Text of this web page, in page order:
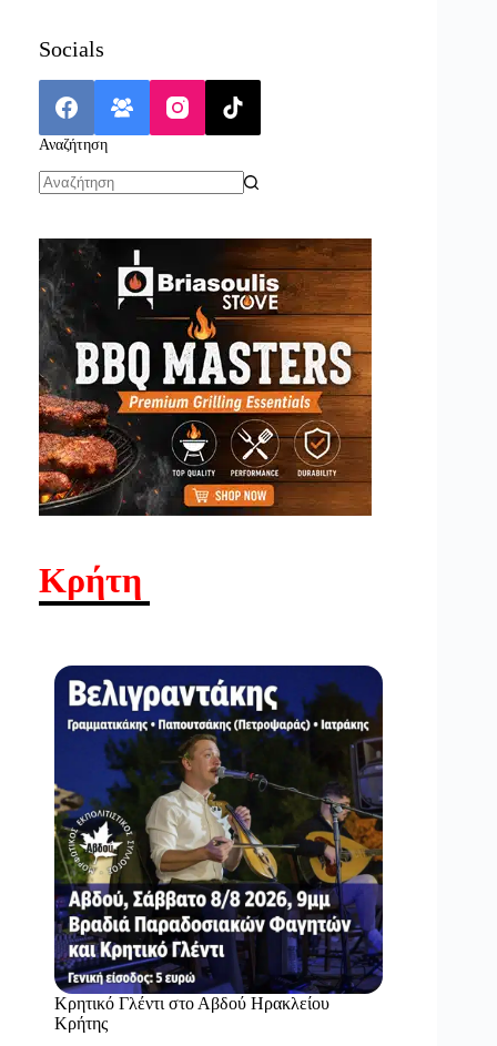
Socials
Αναζήτηση
Κρήτη
Κρητικό Γλέντι στο Αβδού Ηρακλείου
Κρήτης